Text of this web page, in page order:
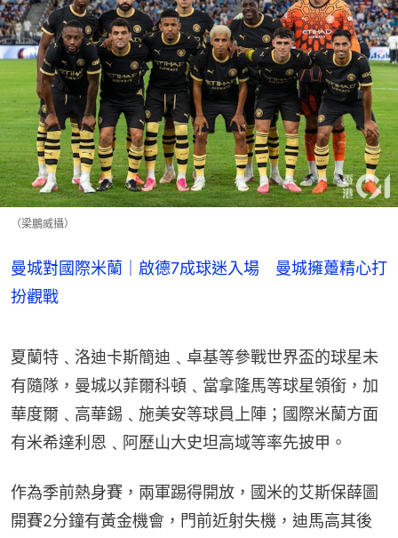
（梁鵬威攝）
曼城對國際米蘭｜啟德7成球迷入場 曼城擁躉精心打
扮觀戰
夏蘭特﹑洛迪卡斯簡迪﹑卓基等參戰世界盃的球星未
有隨隊，曼城以菲爾科頓﹑當拿隆馬等球星領銜，加
華度爾﹑高華錫﹑施美安等球員上陣；國際米蘭方面
有米希達利恩﹑阿歷山大史坦高域等率先披甲。
作為季前熱身賽，兩軍踢得開放，國米的艾斯保薛圖
開賽2分鐘有黃金機會，門前近射失機，迪馬高其後